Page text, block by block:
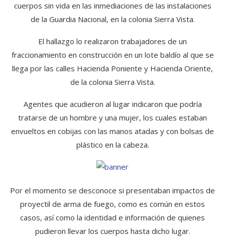
cuerpos sin vida en las inmediaciones de las instalaciones
de la Guardia Nacional, en la colonia Sierra Vista.
El hallazgo lo realizaron trabajadores de un
fraccionamiento en construcción en un lote baldío al que se
llega por las calles Hacienda Poniente y Hacienda Oriente,
de la colonia Sierra Vista.
Agentes que acudieron al lugar indicaron que podría
tratarse de un hombre y una mujer, los cuales estaban
envueltos en cobijas con las manos atadas y con bolsas de
plástico en la cabeza.
Por el momento se desconoce si presentaban impactos de
proyectil de arma de fuego, como es común en estos
casos, así como la identidad e información de quienes
pudieron llevar los cuerpos hasta dicho lugar.